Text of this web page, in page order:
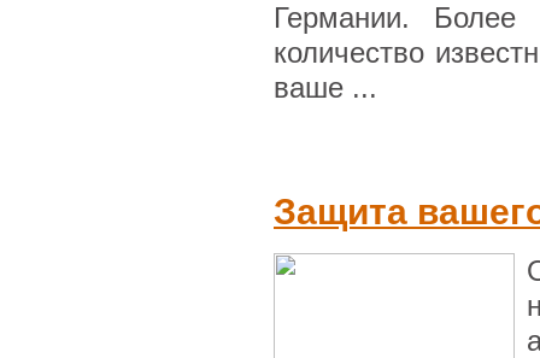
Германии. Более
количество
ваше ...
Защита